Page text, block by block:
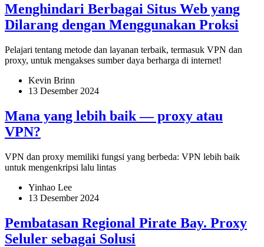
Menghindari Berbagai Situs Web yang
Dilarang dengan Menggunakan Proksi
Pelajari tentang metode dan layanan terbaik, termasuk VPN dan
proxy, untuk mengakses sumber daya berharga di internet!
Kevin Brinn
13 Desember 2024
Mana yang lebih baik — proxy atau
VPN?
VPN dan proxy memiliki fungsi yang berbeda: VPN lebih baik
untuk mengenkripsi lalu lintas
Yinhao Lee
13 Desember 2024
Pembatasan Regional Pirate Bay. Proxy
Seluler sebagai Solusi